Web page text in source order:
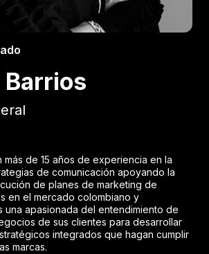
más de 15 años de experiencia en la
de comunicación apoyando la
de planes de marketing de
en el mercado colombiano y
una apasionada del entendimiento de
de sus clientes para desarrollar
integrados que hagan cumplir
marcas.